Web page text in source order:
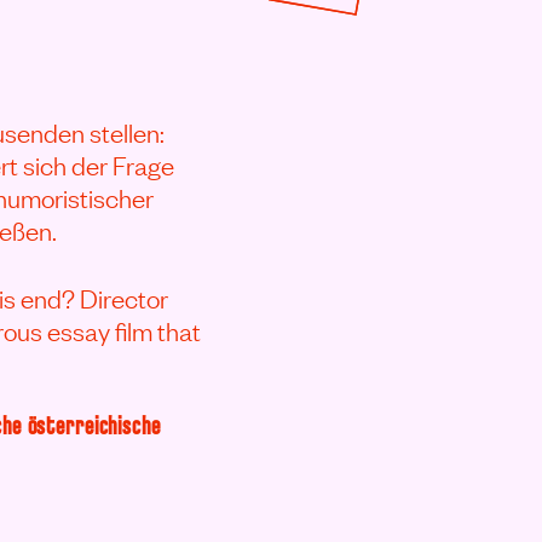
stellen:
sich der Frage
end? Director
essay film that
österreichische